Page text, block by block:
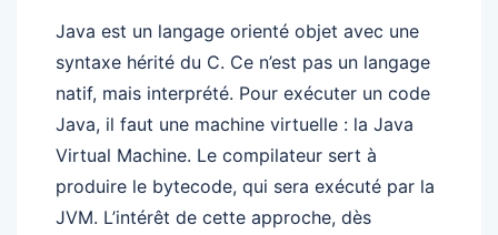
Java est un langage orienté objet avec une
syntaxe hérité du C. Ce n’est pas un langage
natif, mais interprété. Pour exécuter un code
Java, il faut une machine virtuelle : la Java
Virtual Machine. Le compilateur sert à
produire le bytecode, qui sera exécuté par la
JVM. L’intérêt de cette approche, dès